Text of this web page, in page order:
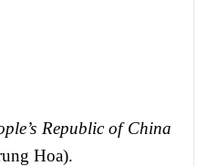
Republic of China
Hoa).